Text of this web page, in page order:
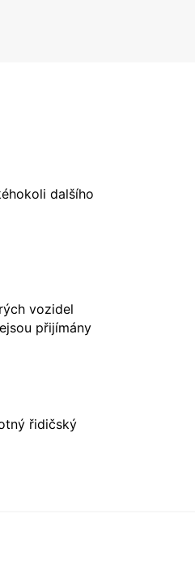
dalšího
vozidel
přijímány
řidičský